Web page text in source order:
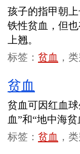
孩子的指甲朝
铁性贫血，但
上翘。
标签： 贫血 ，
贫血
贫血可因红血
血”和“地中海
标签： 贫血 ，